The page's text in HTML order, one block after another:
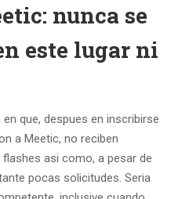
nunca se
este lugar ni
que, despues en inscribirse
a Meetic, no reciben
asi como, a pesar de
pocas solicitudes. Seria